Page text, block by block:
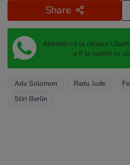
Share
Abonați-vă la canalul
a fi la curent cu
Ada Solomon Radu Jude
Stiri Berlin